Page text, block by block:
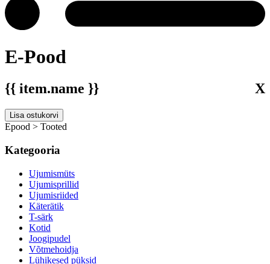
E-Pood
{{ item.name }} X
Lisa ostukorvi
Epood > Tooted
Kategooria
Ujumismüts
Ujumisprillid
Ujumisriided
Käterätik
T-särk
Kotid
Joogipudel
Võtmehoidja
Lühikesed püksid